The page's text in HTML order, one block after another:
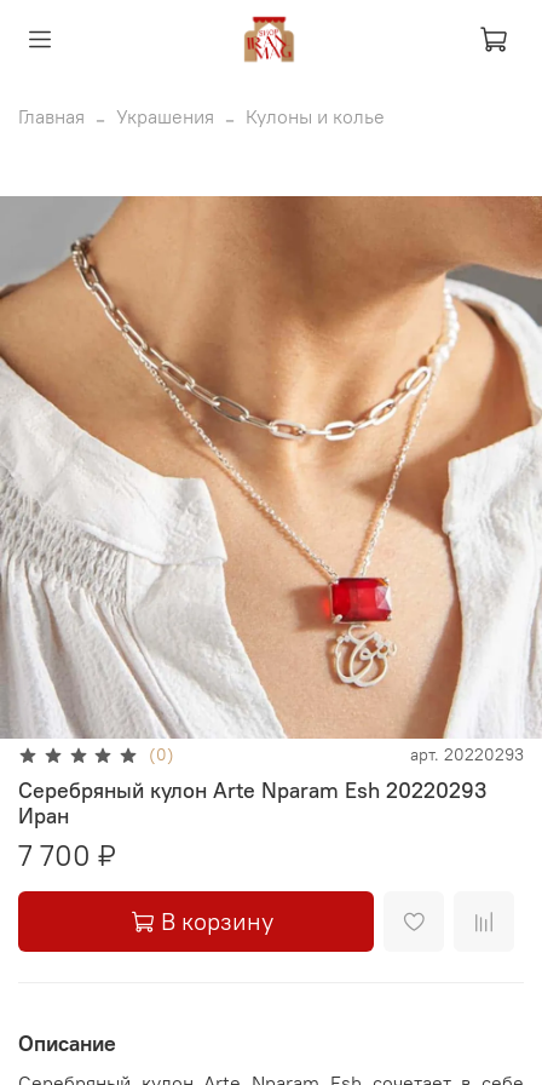
Главная Украшения Кулоны и колье
(0) арт. 20220293
Серебряный кулон Arte Nparam Esh 20220293
Иран
7 700 ₽
В корзину
Описание